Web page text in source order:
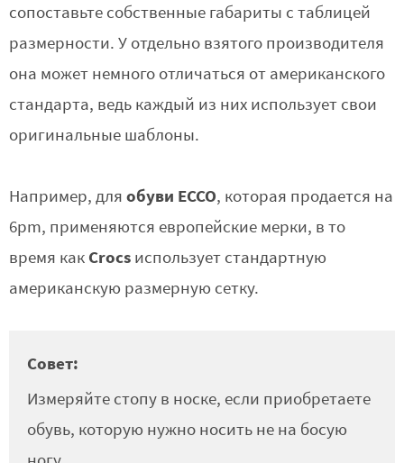
сопоставьте собственные габариты с таблицей
размерности. У отдельно взятого производителя
она может немного отличаться от американского
стандарта, ведь каждый из них использует свои
оригинальные шаблоны.
Например, для обуви ECCO, которая продается на
6pm, применяются европейские мерки, в то
время как Crocsиспользует стандартную
американскую размерную сетку.
Совет:
Измеряйте стопу в носке, если приобретаете
обувь, которую нужно носить не на босую